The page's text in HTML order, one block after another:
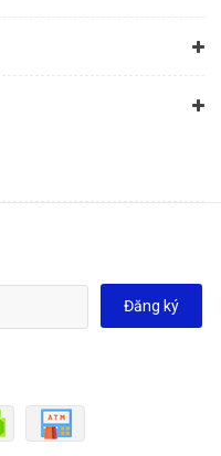
để đạt độ dẻo – khô –
Đăng ký